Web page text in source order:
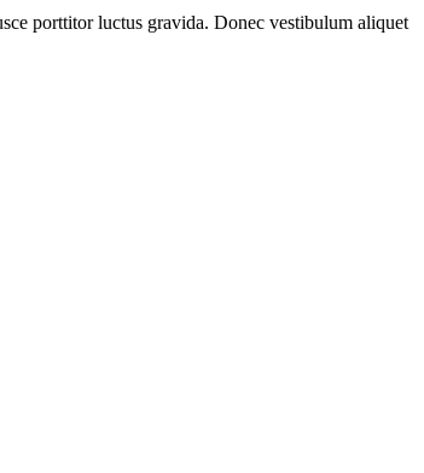
porttitor luctus gravida. Donec vestibulum aliquet